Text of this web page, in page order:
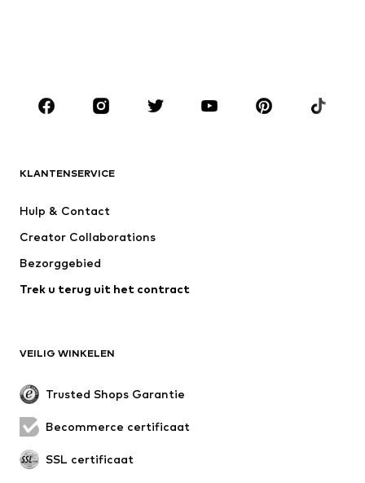
MERKEN
NAME IT
WE Fashion
KLANTENSERVICE
Hulp & Contact
Creator Collaborations
Bezorggebied
Trek u terug uit het contract
VEILIG WINKELEN
Trusted Shops Garantie
Becommerce certificaat
SSL certificaat